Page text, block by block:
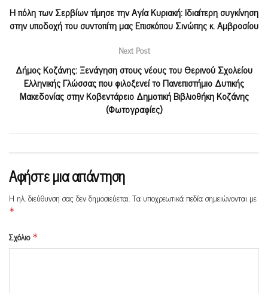
Η πόλη των Σερβίων τίμησε την Αγία Κυριακή: Ιδιαίτερη συγκίνηση
στην υποδοχή του συντοπίτη μας Επισκόπου Σινώπης κ. Αμβροσίου
Next Post
Δήμος Κοζάνης: Ξενάγηση στους νέους του Θερινού Σχολείου
Ελληνικής Γλώσσας που φιλοξενεί το Πανεπιστήμιο Δυτικής
Μακεδονίας στην Κοβεντάρειο Δημοτική Βιβλιοθήκη Κοζάνης
(Φωτογραφίες)
Αφήστε μια απάντηση
Η ηλ. διεύθυνση σας δεν δημοσιεύεται.Τα υποχρεωτικά πεδία σημειώνονται με
*
Σχόλιο *